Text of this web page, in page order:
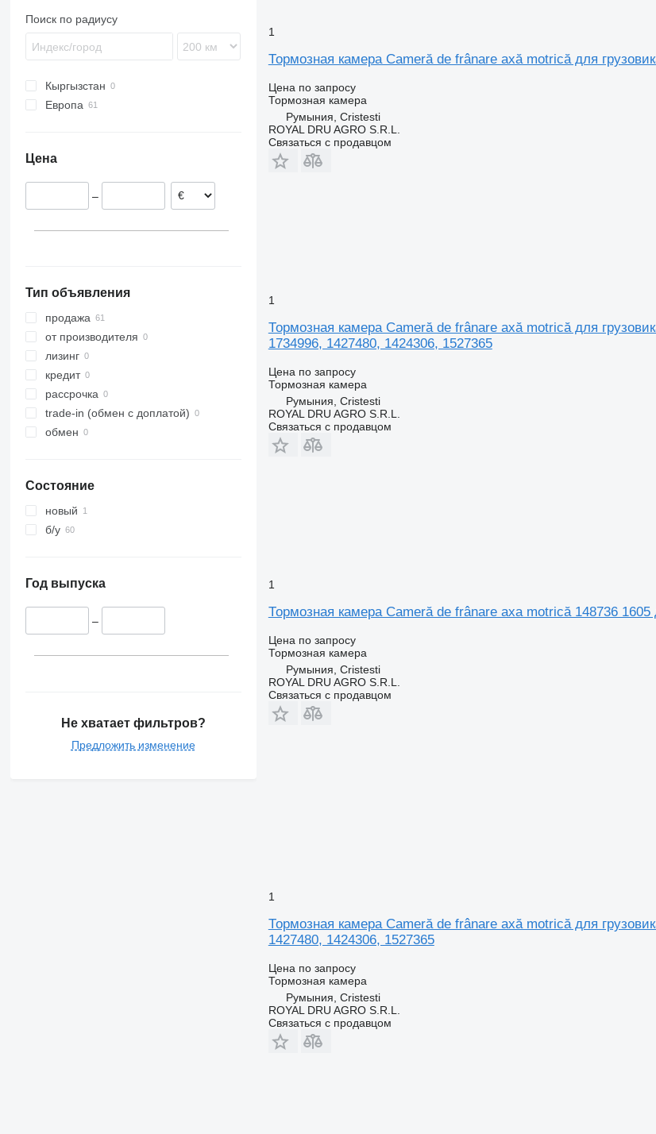
Поиск по радиусу
Кыргызстан
Европа
Нидерланды
Греция
Цена
–
Тип объявления
продажа
от производителя
лизинг
кредит
рассрочка
trade-in (обмен с доплатой)
обмен
Состояние
новый
б/у
Год выпуска
–
Не хватает фильтров?
Предложить изменение
1
Тормозная камера Cameră de frânare axă motrică для
Цена по запросу
Тормозная камера
Румыния, Cristesti
ROYAL DRU AGRO S.R.L.
Связаться с продавцом
1
Тормозная камера Cameră de frânare axă motrică для
1734996, 1427480, 1424306, 1527365
Цена по запросу
Тормозная камера
Румыния, Cristesti
ROYAL DRU AGRO S.R.L.
Связаться с продавцом
1
Тормозная камера Cameră de frânare axa motrică 148736 1605
Цена по запросу
Тормозная камера
Румыния, Cristesti
ROYAL DRU AGRO S.R.L.
Связаться с продавцом
1
Тормозная камера Cameră de frânare axă motrică для
1427480, 1424306, 1527365
Цена по запросу
Тормозная камера
Румыния, Cristesti
ROYAL DRU AGRO S.R.L.
Связаться с продавцом